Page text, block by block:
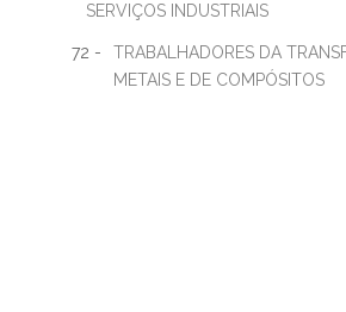
SERVIÇOS INDUSTRIAIS
72 -
TRABALHADORES DA
METAIS E DE COMPÓSITOS